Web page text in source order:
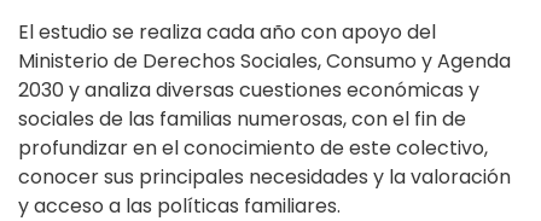
El estudio se realiza cada año con apoyo del
Ministerio de Derechos Sociales, Consumo y Agenda
2030 y analiza diversas cuestiones económicas y
sociales de las familias numerosas, con el fin de
profundizar en el conocimiento de este colectivo,
conocer sus principales necesidades y la valoración
y acceso a las políticas familiares.